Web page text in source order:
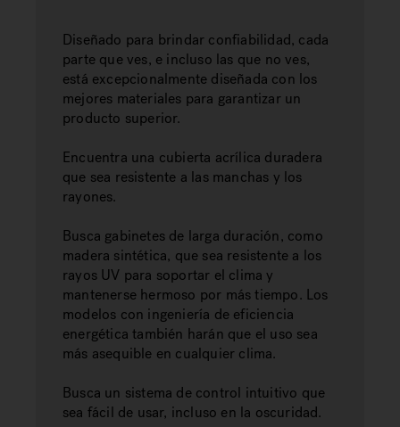
Diseñado para brindar confiabilidad, cada
parte que ves, e incluso las que no ves,
está excepcionalmente diseñada con los
mejores materiales para garantizar un
producto superior.
Encuentra una cubierta acrílica duradera
que sea resistente a las manchas y los
rayones.
Busca gabinetes de larga duración, como
madera sintética, que sea resistente a los
rayos UV para soportar el clima y
mantenerse hermoso por más tiempo. Los
modelos con ingeniería de eficiencia
energética también harán que el uso sea
más asequible en cualquier clima.
Busca un sistema de control intuitivo que
sea fácil de usar, incluso en la oscuridad.